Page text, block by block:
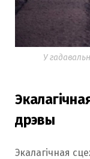
У
дрэвы
Экалагічная